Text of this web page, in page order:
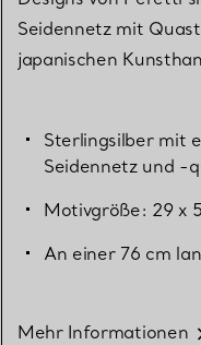
Seidennetz mit
japanischen
Sterlingsilber mit
Seidennetz und -
Motivgröße: 29 x
An einer 76 cm
Mehr Informationen